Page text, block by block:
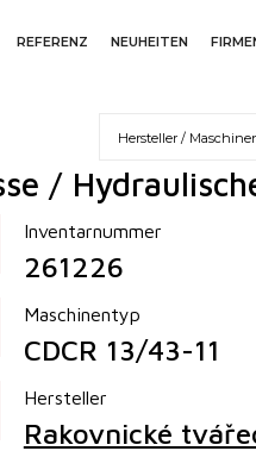
REFERENZ NEUHEITEN
/
Inventarnummer
261226
Maschinentyp
CDCR 13/43-11
Hersteller
Rakovnické